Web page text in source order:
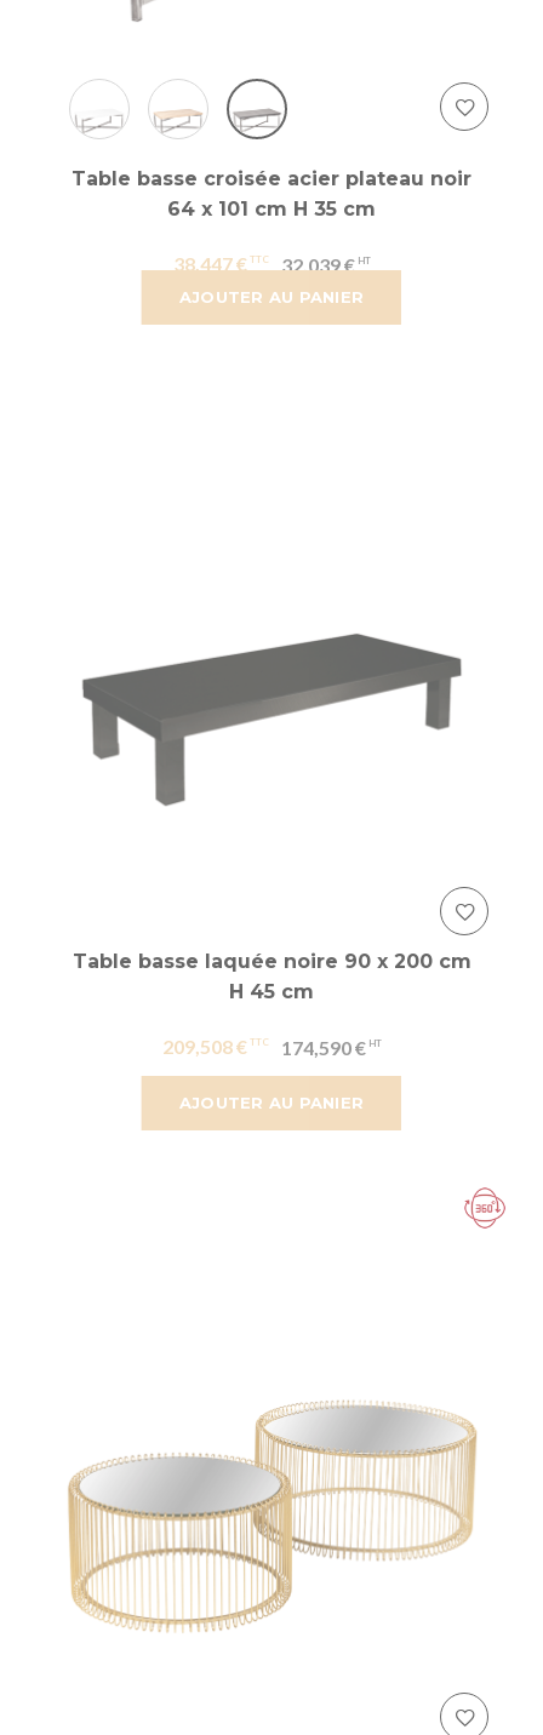
AJOUTER AU PANIER
Table basse croisée acier plateau noir
64 x 101 cm H 35 cm
38,447 € 32,039 €
AJOUTER AU PANIER
Table basse laquée noire 90 x 200 cm
H 45 cm
209,508 € 174,590 €